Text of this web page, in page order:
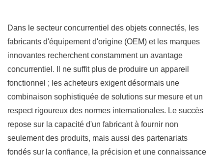
Dans le secteur concurrentiel des objets connectés, les
fabricants d'équipement d'origine (OEM) et les marques
innovantes recherchent constamment un avantage
concurrentiel. Il ne suffit plus de produire un appareil
fonctionnel ; les acheteurs exigent désormais une
combinaison sophistiquée de solutions sur mesure et un
respect rigoureux des normes internationales. Le succès
repose sur la capacité d'un fabricant à fournir non
seulement des produits, mais aussi des partenariats
fondés sur la confiance, la précision et une connaissance